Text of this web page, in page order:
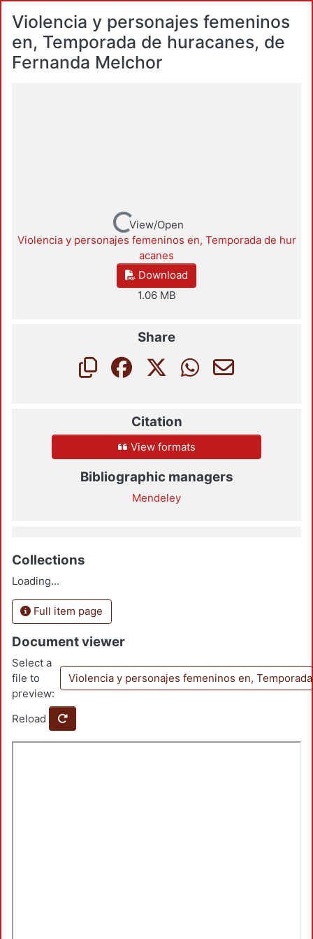
Violencia y personajes femeninos
en, Temporada de huracanes, de
Fernanda Melchor
Loading...
View/Open
Violencia y personajes femeninos en, Temporada de hur
acanes
Download
1.06 MB
Share
Citation
View formats
Bibliographic managers
Mendeley
Collections
Loading...
Full item page
Document viewer
Select a
file to
preview:
Violencia y personajes femeninos en,
Reload